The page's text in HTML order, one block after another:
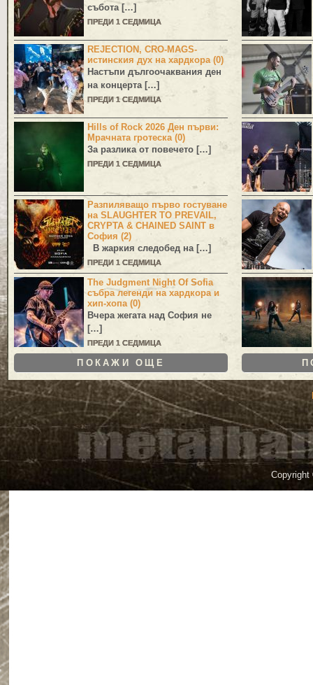
събота […]
ПРЕДИ 1 СЕДМИЦА
REJECTION, CRO-MAGS-
истинския дух на хардкора (0)
Настъпи дългоочаквания ден
на концерта […]
ПРЕДИ 1 СЕДМИЦА
Hills of Rock 2026 Ден първи:
Мрачната гротеска (0)
За разлика от повечето […]
ПРЕДИ 1 СЕДМИЦА
Разпиляващо първо гостуване
на SLAUGHTER TO PREVAIL,
CRYPTA & CHAINED SAINT в
София (2)
В жаркия следобед на […]
ПРЕДИ 1 СЕДМИЦА
The Judgment Night Of Sofia
събра легенди на хардкора и
хип-хопа (0)
Вчера жегата над София не
[…]
ПРЕДИ 1 СЕДМИЦА
ПОКАЖИ ОЩЕ